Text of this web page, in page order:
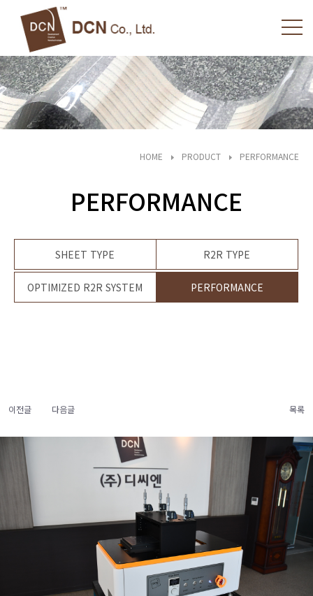
HOME PRODUCT PERFORMANCE
PERFORMANCE
SHEET TYPE R2R TYPE
OPTIMIZED R2R SYSTEM PERFORMANCE
이전글 다음글 목록